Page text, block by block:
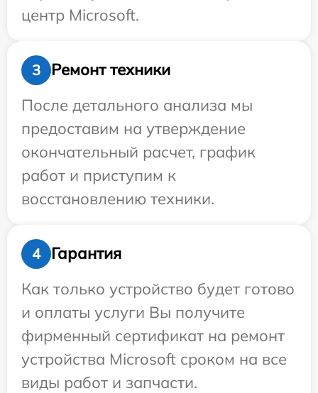
центр Microsoft.
3
Ремонт техники
После детального анализа мы
предоставим на утверждение
окончательный расчет, график
работ и приступим к
восстановлению техники.
4
Гарантия
Как только устройство будет готово
и оплаты услуги Вы получите
фирменный сертификат на ремонт
устройства Microsoft сроком на все
виды работ и запчасти.